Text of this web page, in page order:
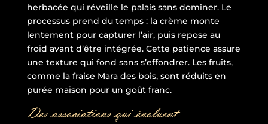
herbacée qui réveille le palais sans dominer. Le
processus prend du temps : la crème monte
lentement pour capturer l’air, puis repose au
froid avant d’être intégrée. Cette patience assure
une texture qui fond sans s’effondrer. Les fruits,
comme la fraise Mara des bois, sont réduits en
purée maison pour un goût franc.
Des associations qui évoluent